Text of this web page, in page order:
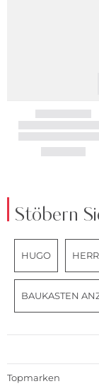
Stöbern
HUGO
BAUKASTEN
Topmarken